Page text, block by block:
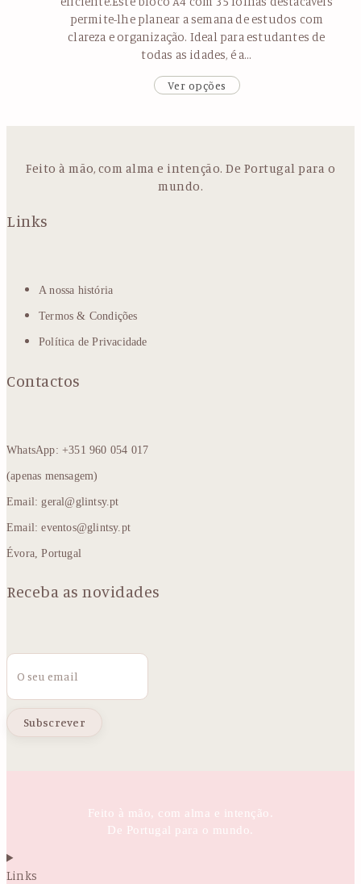
permite-lhe planear a semana de estudos com
clareza e organização. Ideal para estudantes de
todas as idades, é a…
Ver opções
Feito à mão, com alma e intenção. De Portugal para o
mundo.
Links
A nossa história
Termos & Condições
Política de Privacidade
Contactos
WhatsApp: +351 960 054 017
(apenas mensagem)
Email: geral@glintsy.pt
Email: eventos@glintsy.pt
Évora, Portugal
Receba as novidades
Email
Feito à mão, com alma e intenção.
De Portugal para o mundo.
Links